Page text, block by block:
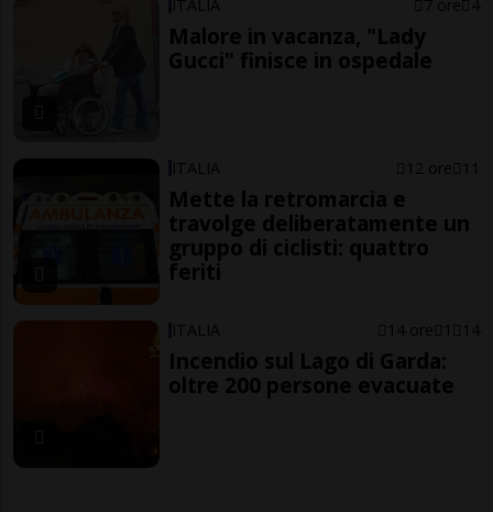
ITALIA 7 ore 4
Malore in vacanza, "Lady
Gucci" finisce in ospedale
ITALIA 12 ore 11
Mette la retromarcia e
travolge deliberatamente un
gruppo di ciclisti: quattro
feriti
ITALIA 14 ore 1 14
Incendio sul Lago di Garda:
oltre 200 persone evacuate